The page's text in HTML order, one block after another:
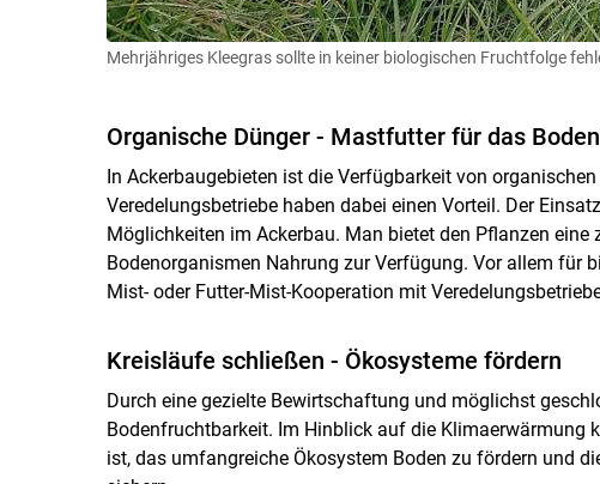
Mehrjähriges Kleegras sollte in keiner biologischen Fruchtfolge
Organische Dünger - Mastfutter für das
In Ackerbaugebieten ist die Verfügbarkeit von
Veredelungsbetriebe haben dabei einen Vorteil. Der
Möglichkeiten im Ackerbau. Man bietet den Pflanzen
Bodenorganismen Nahrung zur Verfügung. Vor allem für
Mist- oder Futter-Mist-Kooperation mit
Kreisläufe schließen - Ökosysteme fördern
Durch eine gezielte Bewirtschaftung und möglichst
Bodenfruchtbarkeit. Im Hinblick auf die Klimaerwärmung
ist, das umfangreiche Ökosystem Boden zu fördern und